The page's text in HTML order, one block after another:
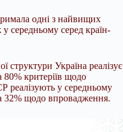
одні з найвищих
середньому серед країн-
структури Україна реалізує
80% критеріїв щодо
реалізують у середньому
32% щодо впровадження.